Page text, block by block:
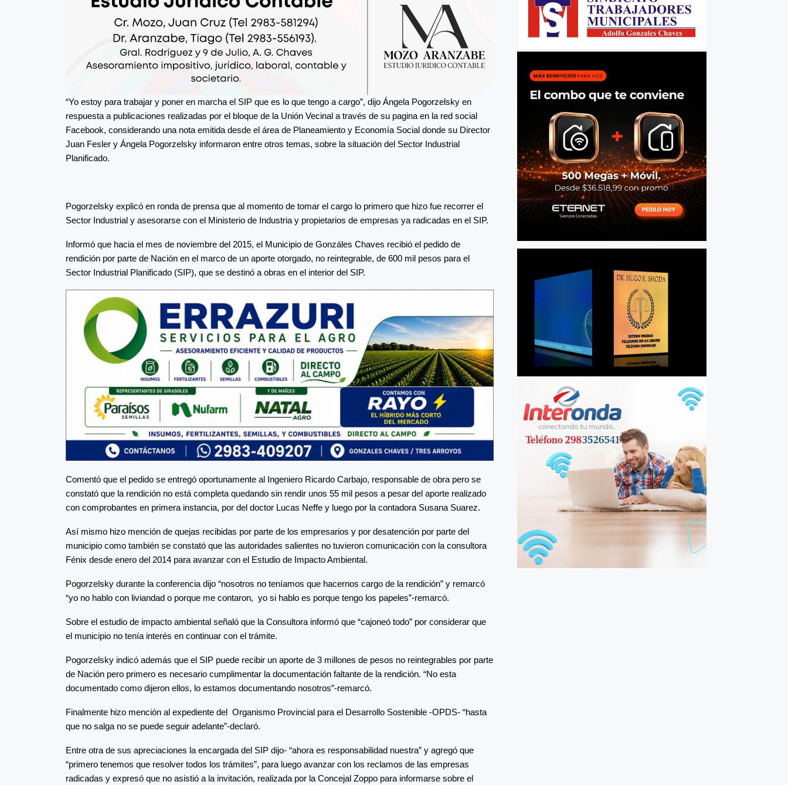
“Yo estoy para trabajar y poner en marcha el SIP que es lo que tengo a cargo”, dijo Ángela Pogorzelsky en
respuesta a publicaciones realizadas por el bloque de la Unión Vecinal a través de su pagina en la red social
Facebook, considerando una nota emitida desde el área de Planeamiento y Economía Social donde su Director
Juan Fesler y Ángela Pogorzelsky informaron entre otros temas, sobre la situación del Sector Industrial
Planificado.
Pogorzelsky explicó en ronda de prensa que al momento de tomar el cargo lo primero que hizo fue recorrer el
Sector Industrial y asesorarse con el Ministerio de Industria y propietarios de empresas ya radicadas en el SIP.
Informó que hacia el mes de noviembre del 2015, el Municipio de Gonzáles Chaves recibió el pedido de
rendición por parte de Nación en el marco de un aporte otorgado, no reintegrable, de 600 mil pesos para el
Sector Industrial Planificado (SIP), que se destinó a obras en el interior del SIP.
Comentó que el pedido se entregó oportunamente al Ingeniero Ricardo Carbajo, responsable de obra pero se
constató que la rendición no está completa quedando sin rendir unos 55 mil pesos a pesar del aporte realizado
con comprobantes en primera instancia, por del doctor Lucas Neffe y luego por la contadora Susana Suarez.
Así mismo hizo mención de quejas recibidas por parte de los empresarios y por desatención por parte del
municipio como también se constató que las autoridades salientes no tuvieron comunicación con la consultora
Fénix desde enero del 2014 para avanzar con el Estudio de Impacto Ambiental.
Pogorzelsky durante la conferencia dijo “nosotros no teníamos que hacernos cargo de la rendición” y remarcó
“yo no hablo con liviandad o porque me contaron, yo si hablo es porque tengo los papeles”-remarcó.
Sobre el estudio de impacto ambiental señaló que la Consultora informó que “cajoneó todo” por considerar que
el municipio no tenía interés en continuar con el trámite.
Pogorzelsky indicó además que el SIP puede recibir un aporte de 3 millones de pesos no reintegrables por parte
de Nación pero primero es necesario cumplimentar la documentación faltante de la rendición. “No esta
documentado como dijeron ellos, lo estamos documentando nosotros”-remarcó.
Finalmente hizo mención al expediente del Organismo Provincial para el Desarrollo Sostenible -OPDS- “hasta
que no salga no se puede seguir adelante”-declaró.
Entre otra de sus apreciaciones la encargada del SIP dijo- “ahora es responsabilidad nuestra” y agregó que
“primero tenemos que resolver todos los trámites”, para luego avanzar con los reclamos de las empresas
radicadas y expresó que no asistió a la invitación, realizada por la Concejal Zoppo para informarse sobre el